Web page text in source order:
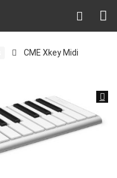
CME Xkey Midi